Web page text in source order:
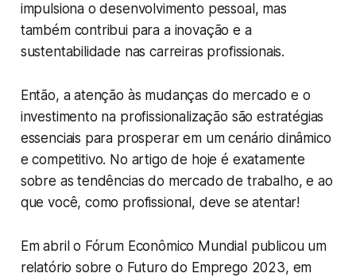
impulsiona o desenvolvimento pessoal, mas
também contribui para a inovação e a
sustentabilidade nas carreiras profissionais.
Então, a atenção às mudanças do mercado e o
investimento na profissionalização são estratégias
essenciais para prosperar em um cenário dinâmico
e competitivo. No artigo de hoje é exatamente
sobre as tendências do mercado de trabalho, e ao
que você, como profissional, deve se atentar!
Em abril o Fórum Econômico Mundial publicou um
relatório sobre o Futuro do Emprego 2023, em